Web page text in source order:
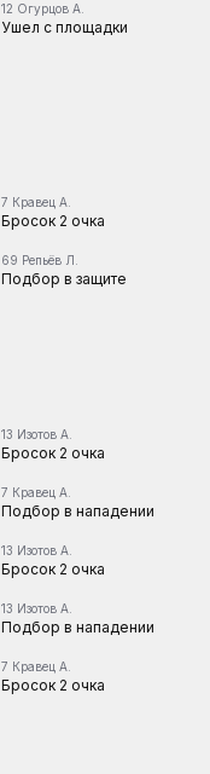
12 Огурцов А.
Ушел с площадки
7 Кравец А.
Бросок 2 очка
69 Репьёв Л.
Подбор в защите
13 Изотов А.
Бросок 2 очка
7 Кравец А.
Подбор в нападении
13 Изотов А.
Бросок 2 очка
13 Изотов А.
Подбор в нападении
7 Кравец А.
Бросок 2 очка